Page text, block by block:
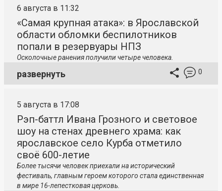
6 августа в 11:32
«Самая крупная атака»: в Ярославской
области обломки беспилотников
попали в резервуары НПЗ
Осколочные ранения получили четыре человека.
развернуть 0
5 августа в 17:08
Рэп-баттл Ивана Грозного и световое
шоу на стенах древнего храма: как
ярославское село Курба отметило
своё 600-летие
Более тысячи человек приехали на исторический
фестиваль, главным героем которого стала единственная
в мире 16-лепестковая церковь.